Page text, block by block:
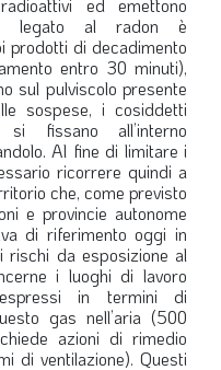
ed emettono
legato al radon è
prodotti di decadimento
entro 30 minuti),
sul pulviscolo presente
sospese, i cosiddetti
fissano all’interno
Al fine di limitare i
ricorrere quindi a
che, come previsto
e provincie autonome
di riferimento oggi in
rischi da esposizione al
i luoghi di lavoro
in termini di
gas nell’aria (500
azioni di rimedio
di ventilazione). Questi